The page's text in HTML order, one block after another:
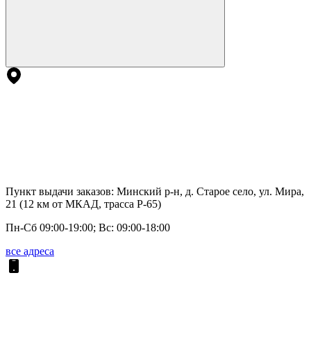
Пункт выдачи заказов: Минский р-н, д. Старое село, ул. Мира,
21 (12 км от МКАД, трасса P-65)
Пн-Сб 09:00-19:00; Вс: 09:00-18:00
все адреса